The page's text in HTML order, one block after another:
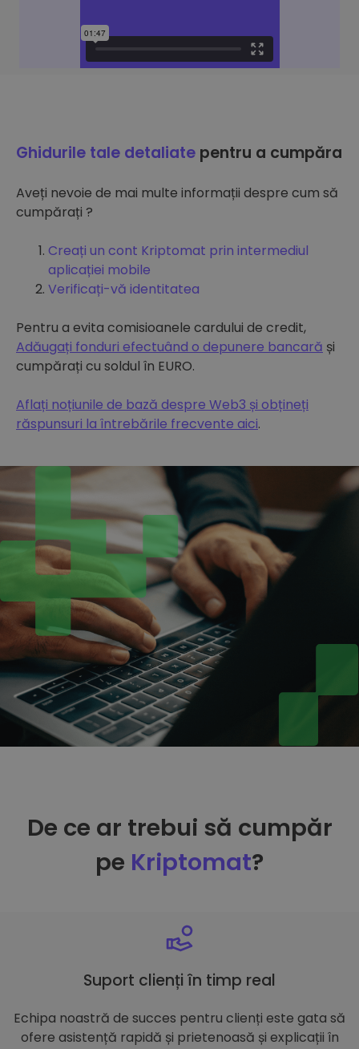
Ghidurile tale detaliate pentru a cumpăra
Aveți nevoie de mai multe informații despre cum să
cumpărați ?
Creați un cont Kriptomat prin intermediul
aplicației mobile
Verificați-vă identitatea
Pentru a evita comisioanele cardului de credit,
Adăugați fonduri efectuând o depunere bancară și
cumpărați cu soldul în EURO.
Aflați noțiunile de bază despre Web3 și obțineți
răspunsuri la întrebările frecvente aici.
De ce ar trebui să cumpăr
pe Kriptomat?
Suport clienți în timp real
Echipa noastră de succes pentru clienți este gata să
ofere asistență rapidă și prietenoasă și explicații în